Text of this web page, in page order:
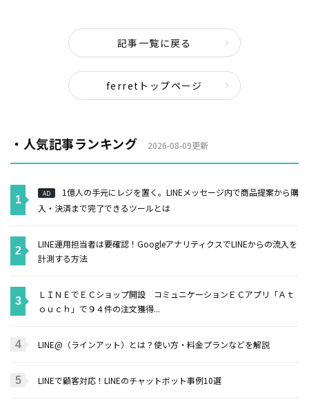
記事一覧に戻る
ferretトップページ
・人気記事ランキング 2026-08-09更新
AD
1億人の手元にレジを置く。LINEメッセージ内で商品提案から購
入・決済まで完了できるツールとは
LINE運用担当者は要確認！GoogleアナリティクスでLINEからの流入を
計測する方法
ＬＩＮＥでＥＣショップ開設 コミュニケーションＥＣアプリ「Ａｔ
ｏｕｃｈ」で９４件の注文獲得...
LINE@（ラインアット）とは？使い方・料金プランなどを解説
LINEで顧客対応！LINEのチャットボット事例10選